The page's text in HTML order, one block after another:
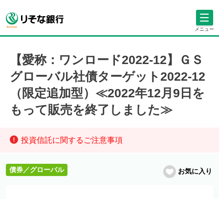
メニュー
【愛称：ワンロード2022-12】ＧＳ
グローバル社債ターゲット2022-12
（限定追加型）≪2022年12月9日を
もって販売を終了しました≫
投資信託に関するご注意事項
債券／グローバル お気に入り